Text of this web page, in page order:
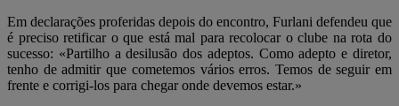
Em declarações proferidas depois do encontro, Furlani defendeu que
é preciso retificar o que está mal para recolocar o clube na rota do
sucesso: «Partilho a desilusão dos adeptos. Como adepto e diretor,
tenho de admitir que cometemos vários erros. Temos de seguir em
frente e corrigi-los para chegar onde devemos estar.»